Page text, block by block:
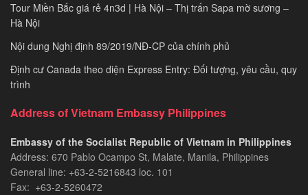
Tour Miền Bắc giá rẻ 4n3d | Hà Nội – Thị trấn Sapa mờ sương –
Hà Nội
Nội dung Nghị định 89/2019/NĐ-CP của chính phủ
Định cư Canada theo diện Express Entry: Đối tượng, yêu cầu, quy
trình
Address of Vietnam Embassy Philippines
Embassy of the Socialist Republic of Vietnam in Philippines​
Address: 670 Pablo Ocampo St, Malate, Manila, Philippines
General line: +63-2-5216843​​​ loc. 101
Fax: +63-2-5260472​